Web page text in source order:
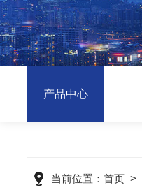
产品中心
当前位置： 首页 >